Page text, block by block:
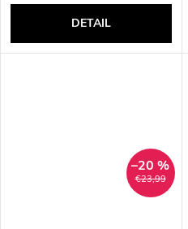
DETAIL
€23,99
–20 %